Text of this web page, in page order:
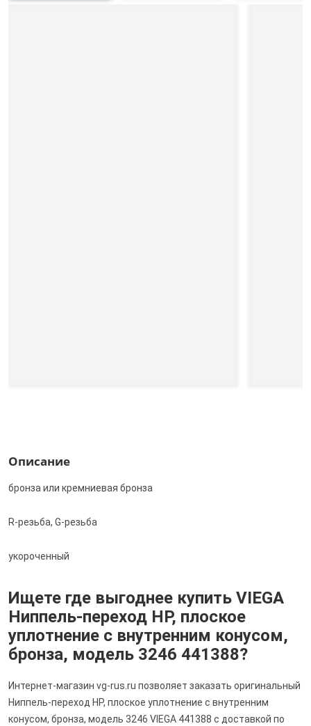
Описание
бронза или кремниевая бронза
R-резьба, G-резьба
укороченный
Ищете где выгоднее купить VIEGA
Ниппель-переход НР, плоское
уплотнение с внутренним конусом,
бронза, модель 3246 441388?
Интернет-магазин vg-rus.ru позволяет заказать оригинальный
Ниппель-переход НР, плоское уплотнение с внутренним
конусом, бронза, модель 3246 VIEGA 441388 с доставкой по